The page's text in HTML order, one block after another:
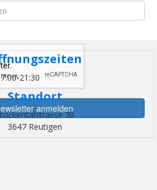
21:30
Standort
70
3647 Reutigen